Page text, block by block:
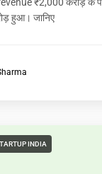
₹2,000 करोड़ के
हुआ। जानिए
INDIA